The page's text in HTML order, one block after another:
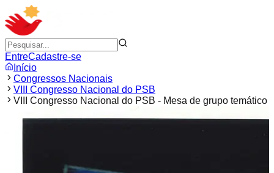
EntreCadastre-se
Início
Congressos Nacionais
VIII Congresso Nacional do PSB
VIII Congresso Nacional do PSB - Mesa de grupo temático